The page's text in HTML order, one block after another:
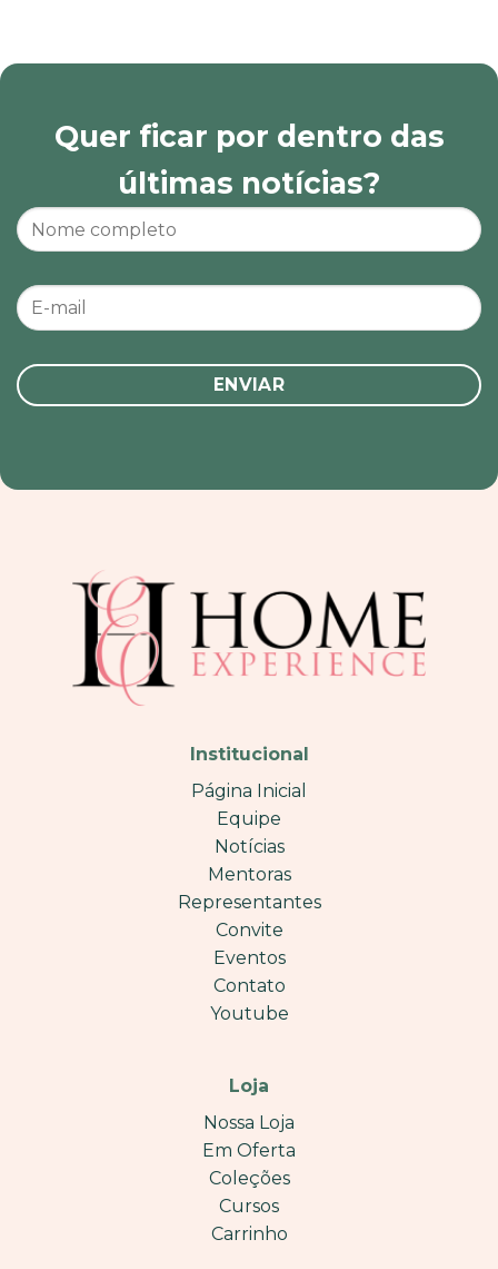
Quer ficar por dentro das
últimas notícias?
Institucional
Página Inicial
Equipe
Notícias
Mentoras
Representantes
Convite
Eventos
Contato
Youtube
Loja
Nossa Loja
Em Oferta
Coleções
Cursos
Carrinho